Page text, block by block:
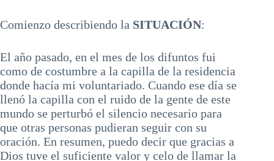
Comienzo describiendo la SITUACIÓN:
El año pasado, en el mes de los difuntos fui
como de costumbre a la capilla de la residencia
donde hacía mi voluntariado. Cuando ese día se
llenó la capilla con el ruido de la gente de este
mundo se perturbó el silencio necesario para
que otras personas pudieran seguir con su
oración. En resumen, puedo decir que gracias a
Dios tuve el suficiente valor y celo de llamar la